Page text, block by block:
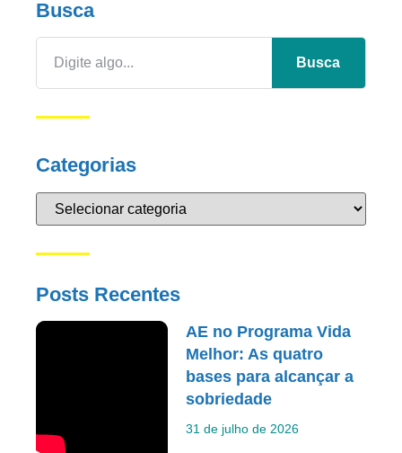
Busca
Busca
Categorias
Posts Recentes
AE no Programa Vida
Melhor: As quatro
bases para alcançar a
sobriedade
31 de julho de 2026